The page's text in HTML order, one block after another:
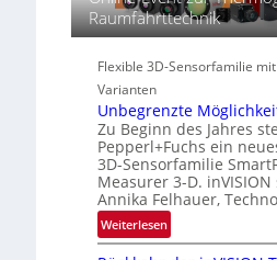
S
e
e
s
-
B
-
R
u
n
-
R
o
n
s
p
c
t
r
a
l
N
e
w
s
Raumfahrttechnik
Flexible 3D-Sensorfamilie
Varianten
Unbegrenzte
Zu Beginn des Jahres
Pepperl+Fuchs ein
3D-Sensorfamilie
Measurer 3-D.
Annika Felhauer,
Weiterlesen:
U